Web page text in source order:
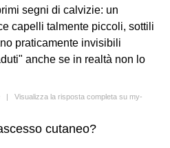
segni di calvizie: un
capelli talmente piccoli, sottili
praticamente invisibili
anche se in realtà non lo
| Visualizza la risposta completa su my-
cutaneo?